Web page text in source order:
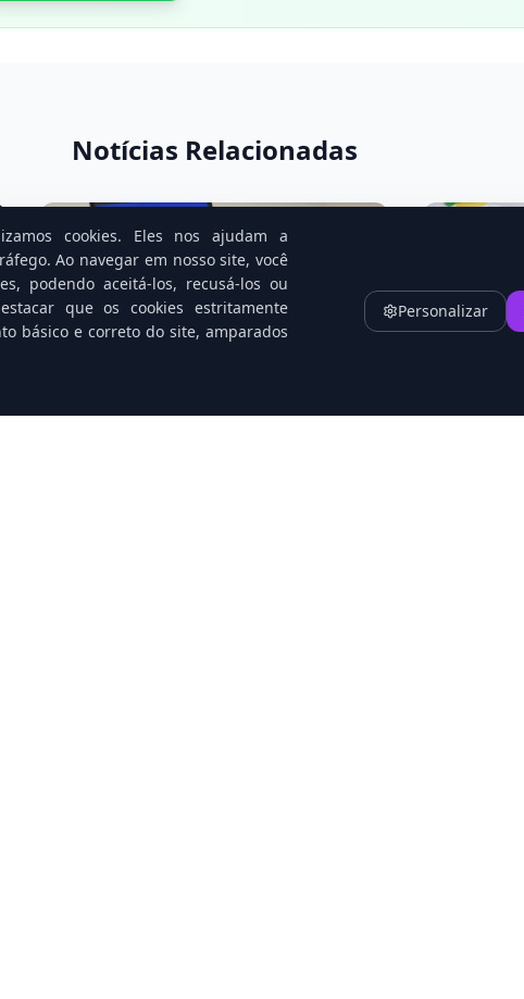
Notícias Relacionadas
cookies. Eles nos ajudam a
Ao navegar em nosso site, você
podendo aceitá-los, recusá-los ou
que os cookies estritamente
básico e correto do site, amparados
Personalizar